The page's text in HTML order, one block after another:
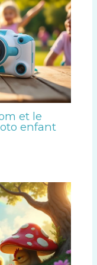
et le
enfant